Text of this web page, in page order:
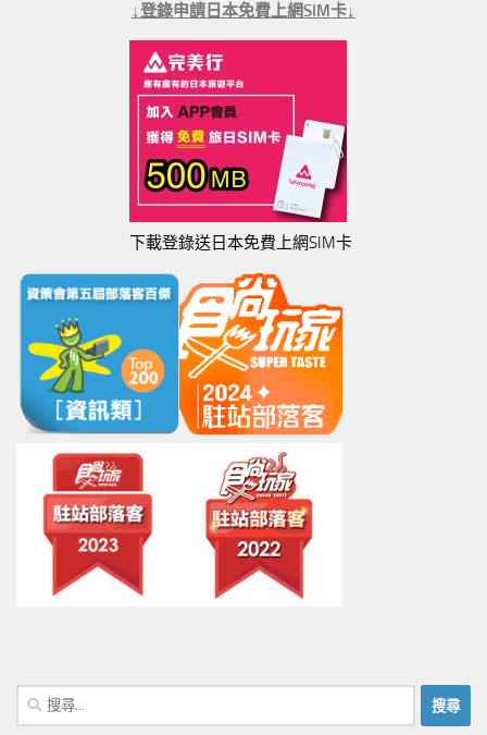
↓登錄申請日本免費上網SIM卡↓
下載登錄送日本免費上網SIM卡
搜
尋